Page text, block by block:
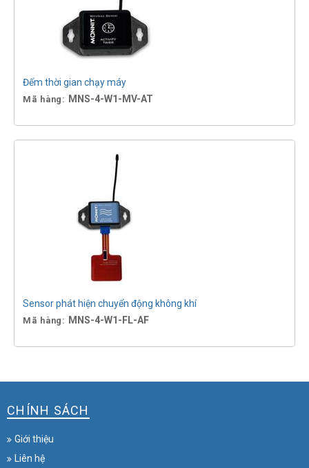
Đếm thời gian chạy máy
Mã hàng: MNS-4-W1-MV-AT
Sensor phát hiện chuyển động không khí
Mã hàng: MNS-4-W1-FL-AF
CHÍNH SÁCH
Giới thiệu
Liên hệ